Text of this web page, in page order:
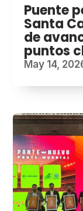
Puente
Santa
de
puntos
May 14,